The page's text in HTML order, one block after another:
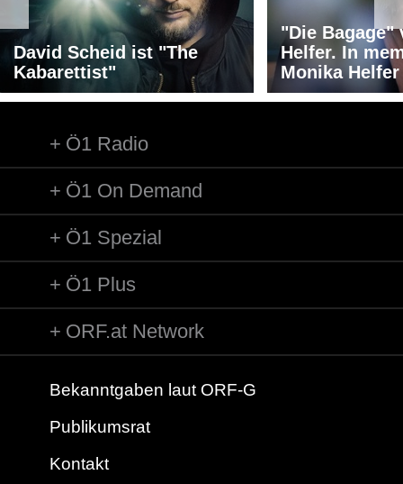
David Scheid ist "The
Kabarettist"
"Die Bagage"
Helfer. In
Monika Helfer
Ö1 Radio
Ö1 On Demand
Ö1 Spezial
Ö1 Plus
ORF.at Network
Bekanntgaben laut ORF-G
Publikumsrat
Kontakt